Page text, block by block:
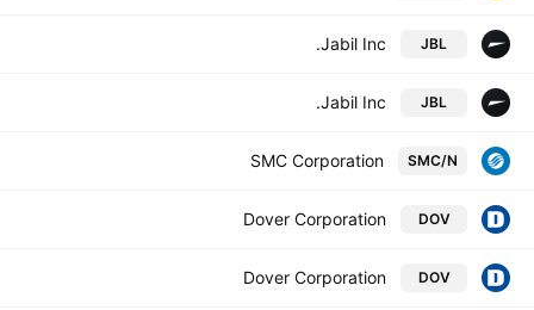
JBL
Jabil Inc.
JBL
Jabil Inc.
SMC/N
SMC Corporation
DOV
Dover Corporation
DOV
Dover Corporation